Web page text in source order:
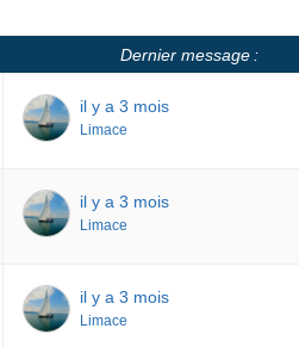
Dernier message :
il y a 3 mois
Limace
il y a 3 mois
Limace
il y a 3 mois
Limace